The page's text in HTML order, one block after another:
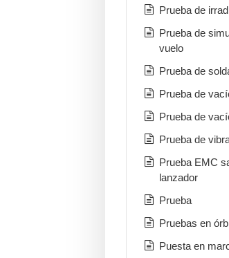
Prueba de
Prueba de
vuelo
Prueba de
Prueba de
Prueba de
Prueba de
Prueba EMC
lanzador
Prueba
Pruebas en
Puesta en